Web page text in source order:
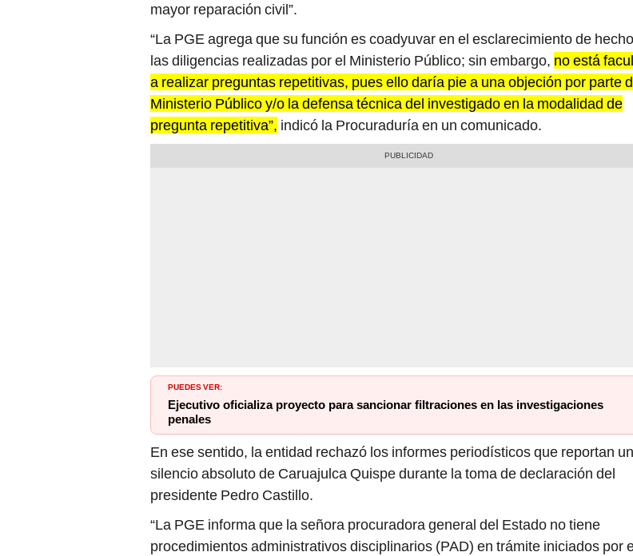
mayor reparación civil”.
“La PGE agrega que su función es coadyuvar en el esclarecimiento de
las diligencias realizadas por el Ministerio Público; sin embargo, no está
a realizar preguntas repetitivas, pues ello daría pie a una objeción por parte
Ministerio Público y/o la defensa técnica del investigado en la modalidad de
pregunta repetitiva”, indicó la Procuraduría en un comunicado.
PUEDES VER:
Ejecutivo oficializa proyecto para sancionar filtraciones en las investigaciones
penales
En ese sentido, la entidad rechazó los informes periodísticos que reportan un
silencio absoluto de Caruajulca Quispe durante la toma de declaración del
presidente Pedro Castillo.
“La PGE informa que la señora procuradora general del Estado no tiene
procedimientos administrativos disciplinarios (PAD) en trámite iniciados por